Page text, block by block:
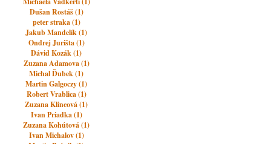
Dušan Rostáš (1)
peter straka (1)
Jakub Mandelík (1)
Ondrej Jurišta (1)
Dávid Kozák (1)
Zuzana Adamova (1)
Michal Ďubek (1)
Martin Galgoczy (1)
Robert Vrablica (1)
Zuzana Klincová (1)
Ivan Priadka (1)
Zuzana Kohútová (1)
Ivan Michalov (1)